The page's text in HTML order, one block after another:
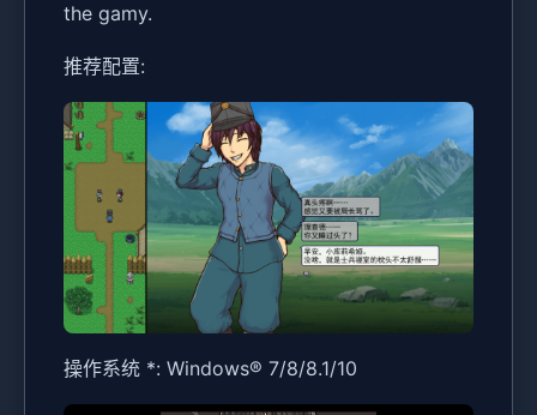
the gamy.
推荐配置:
操作系统 *: Windows® 7/8/8.1/10